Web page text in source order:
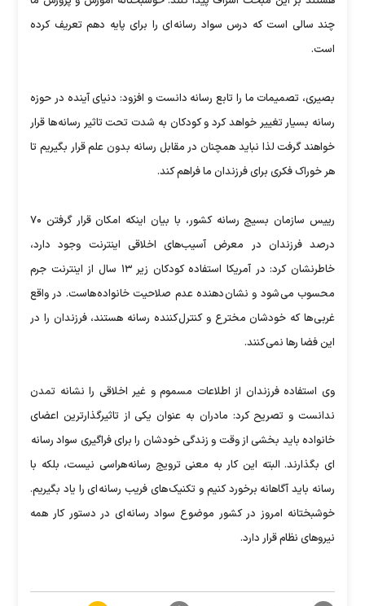
چند سالی است که درس سواد رسانه ای را برای پایه دهم تعریف کرده
است.
بصیری، تصمیمات ما را تابع رسانه دانست و افزود: دنیای آینده در حوزه
رسانه بسیار تغییر خواهد کرد و کودکان به شدت تحت تاثیر رسانه ها قرار
خواهند گرفت لذا نباید همچنان در مقابل رسانه بدون علم قرار بگیریم تا
هر خوراک فکری برای فرزندان ما فراهم کند.
رییس سازمان بسیج رسانه کشور، با بیان اینکه امکان قرار گرفتن ۷۰
درصد فرزندان در معرض آسیب‌های اخلاقی اینترنت وجود دارد،
خاطرنشان کرد: در آمریکا استفاده کودکان زیر ۱۳ سال از اینترنت جرم
محسوب می شود و نشان دهنده عدم صلاحیت خانواده هاست. در واقع
غربی ها که خودشان مخترع و کنترل کننده رسانه هستند، فرزندان را در
این فضا رها نمی کنند.
وی استفاده فرزندان از اطلاعات مسموم و غیر اخلاقی را نشانه تمدن
ندانست و تصریح کرد: مادران به عنوان یکی از تاثیرگذارترین اعضای
خانواده باید بخشی از وقت و زندگی خودشان را برای فراگیری سواد رسانه
ای بگذارند. البته این کار به معنی ترویج رسانه هراسی نیست، بلکه با
رسانه باید آگاهانه برخورد کنیم و تکنیک های فریب رسانه ای را یاد بگیریم.
خوشبختانه امروز در کشور موضوع سواد رسانه ای در دستور کار همه
نیروهای نظام قرار دارد.